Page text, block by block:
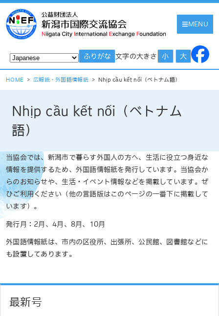
MENU
ふりがな 文字の大きさ 小 大
HOME > 広報紙・外国語情報紙 > Nhịp cầu kết nối（ベトナム語）
Nhịp cầu kết nối（ベトナム
語）
当協会では、新潟市で暮らす外国人の方へ、生活に役立つ身近な
情報を提供するため、外国語情報紙を発行しています。当協会か
らのお知らせや、生活・イベント情報などを掲載しています。ぜ
ひご利用ください（他の言語版はこのページの一番下に掲載して
います）。
発行月：2月、4月、8月、10月
外国語情報紙は、市内の区役所、出張所、公民館、図書館などに
も設置してあります。
最新号